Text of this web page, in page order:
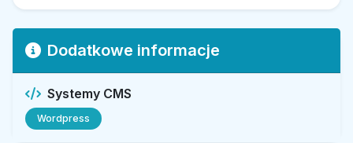
Dodatkowe informacje
Systemy CMS
Wordpress